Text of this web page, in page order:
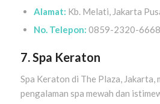
Alamat: Kb. Melati, Jakarta
No. Telepon: 0859-2320-
7. Spa Keraton
Spa Keraton di The Plaza, Jakarta,
pengalaman spa mewah dan